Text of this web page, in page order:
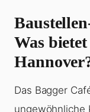
Was
Das Bagger
ungewöhnliche